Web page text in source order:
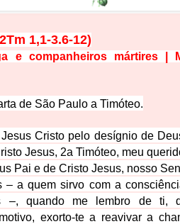
1,1-3.6-12)
e companheiros mártires |
de São Paulo a Timóteo.
Cristo pelo desígnio de
Jesus, 2a Timóteo, meu
Pai e de Cristo Jesus, nosso
– a quem sirvo com a
–, quando me lembro de ti,
exorto-te a reavivar a